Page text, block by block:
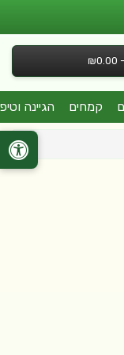
קמחים הגיינה